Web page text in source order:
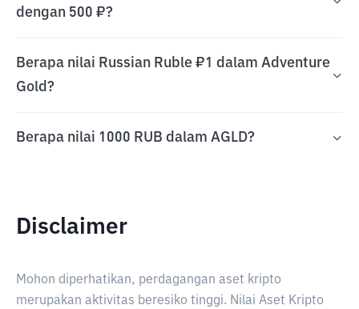
dengan 500 ₽?
Berapa nilai Russian Ruble ₽1 dalam Adventure
Gold?
Berapa nilai 1000 RUB dalam AGLD?
Disclaimer
Mohon diperhatikan, perdagangan aset kripto
merupakan aktivitas beresiko tinggi. Nilai Aset Kripto